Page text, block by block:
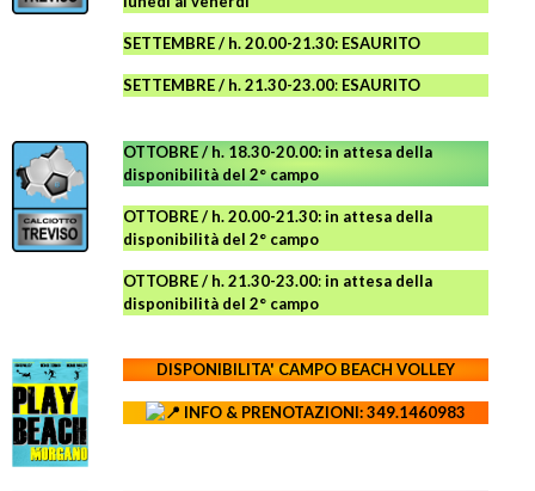
SETTEMBRE / h. 20.00-21.30: ESAURITO
SETTEMBRE / h. 21.30-23.00: ESAURITO
OTTOBRE / h. 18.30-20.00:in attesa della
disponibilità del 2° campo
OTTOBRE / h. 20.00-21.30:in attesa della
disponibilità del 2° campo
OTTOBRE / h. 21.30-23.00:in attesa della
disponibilità del 2° campo
DISPONIBILITA' CAMPOBEACH VOLLEY
INFO & PRENOTAZIONI: 349.1460983